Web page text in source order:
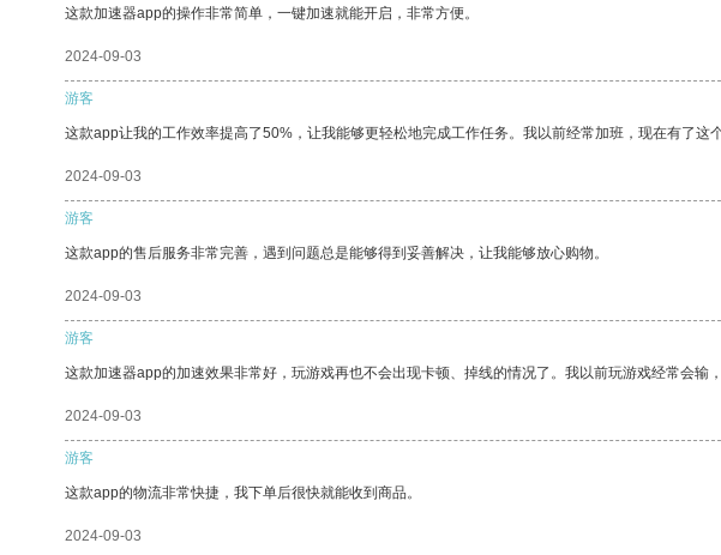
这款加速器app的操作非常简单，一键加速就能开启，非常方便。
2024-09-03
游客
这款app让我的工作效率提高了50%，让我能够更轻松地完成工作任务。我以前经常加班，现在有了这
2024-09-03
游客
这款app的售后服务非常完善，遇到问题总是能够得到妥善解决，让我能够放心购物。
2024-09-03
游客
这款加速器app的加速效果非常好，玩游戏再也不会出现卡顿、掉线的情况了。我以前玩游戏经常会输
2024-09-03
游客
这款app的物流非常快捷，我下单后很快就能收到商品。
2024-09-03